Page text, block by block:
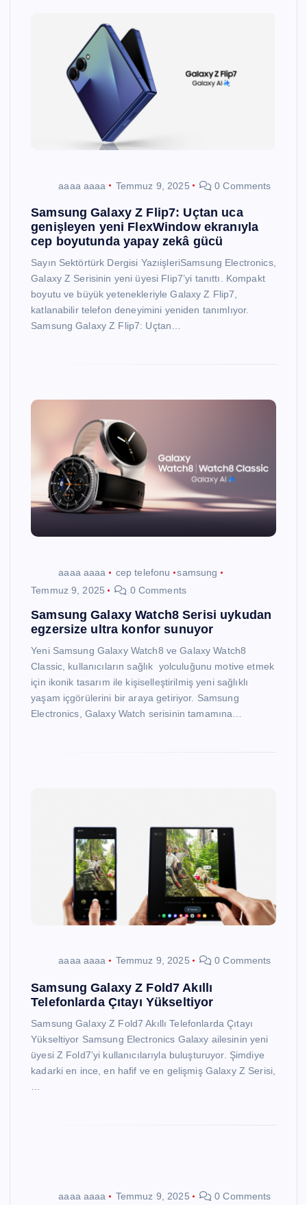
aaaa aaaa Temmuz 9, 2025 0 Comments
Samsung Galaxy Z Flip7: Uçtan uca
genişleyen yeni FlexWindow ekranıyla
cep boyutunda yapay zekâ gücü
Sayın Sektörtürk Dergisi YazıişleriSamsung Electronics,
Galaxy Z Serisinin yeni üyesi Flip7’yi tanıttı. Kompakt
boyutu ve büyük yetenekleriyle Galaxy Z Flip7,
katlanabilir telefon deneyimini yeniden tanımlıyor.
Samsung Galaxy Z Flip7: Uçtan…
aaaa aaaa cep telefonu
samsung
Temmuz 9, 2025
0 Comments
Samsung Galaxy Watch8 Serisi uykudan
egzersize ultra konfor sunuyor
Yeni Samsung Galaxy Watch8 ve Galaxy Watch8
Classic, kullanıcıların sağlık yolculuğunu motive etmek
için ikonik tasarım ile kişiselleştirilmiş yeni sağlıklı
yaşam içgörülerini bir araya getiriyor. Samsung
Electronics, Galaxy Watch serisinin tamamına…
aaaa aaaa Temmuz 9, 2025 0 Comments
Samsung Galaxy Z Fold7 Akıllı
Telefonlarda Çıtayı Yükseltiyor
Samsung Galaxy Z Fold7 Akıllı Telefonlarda Çıtayı
Yükseltiyor Samsung Electronics Galaxy ailesinin yeni
üyesi Z Fold7’yi kullanıcılarıyla buluşturuyor. Şimdiye
kadarki en ince, en hafif ve en gelişmiş Galaxy Z Serisi,
aaaa aaaa Temmuz 9, 2025 0 Comments